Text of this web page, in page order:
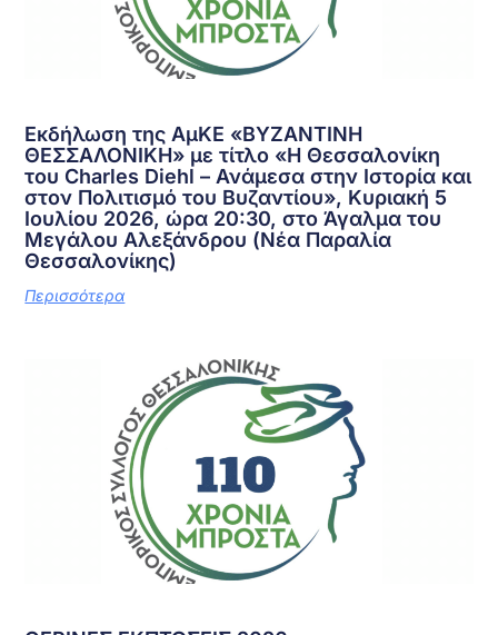
Εκδήλωση της ΑμΚΕ «ΒΥΖΑΝΤΙΝΗ
ΘΕΣΣΑΛΟΝΙΚΗ» με τίτλο «Η Θεσσαλονίκη
του Charles Diehl – Ανάμεσα στην Ιστορία και
στον Πολιτισμό του Βυζαντίου», Κυριακή 5
Ιουλίου 2026, ώρα 20:30, στο Άγαλμα του
Μεγάλου Αλεξάνδρου (Νέα Παραλία
Θεσσαλονίκης)
Περισσότερα